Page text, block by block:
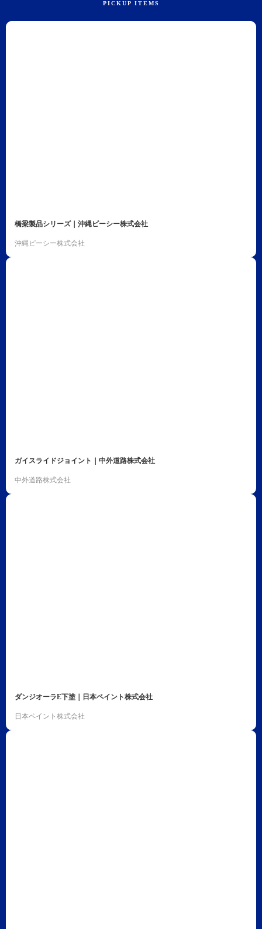
橋梁製品シリーズ｜沖縄ピーシー株式会社
沖縄ピーシー株式会社
ガイスライドジョイント｜中外道路株式会社
中外道路株式会社
ダンジオーラE下塗｜日本ペイント株式会社
日本ペイント株式会社